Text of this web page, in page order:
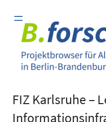
Inhalt
springen
FIZ Karlsruhe –